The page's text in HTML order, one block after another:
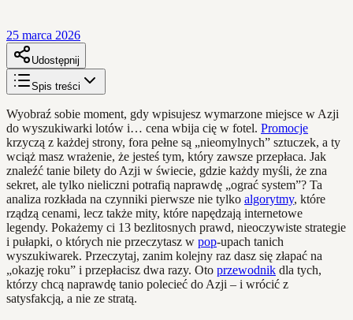
25 marca 2026
Udostępnij
Spis treści
Wyobraź sobie moment, gdy wpisujesz wymarzone miejsce w Azji
do wyszukiwarki lotów i… cena wbija cię w fotel. Promocje
krzyczą z każdej strony, fora pełne są „nieomylnych” sztuczek, a ty
wciąż masz wrażenie, że jesteś tym, który zawsze przepłaca. Jak
znaleźć tanie bilety do Azji w świecie, gdzie każdy myśli, że zna
sekret, ale tylko nieliczni potrafią naprawdę „ograć system”? Ta
analiza rozkłada na czynniki pierwsze nie tylko algorytmy, które
rządzą cenami, lecz także mity, które napędzają internetowe
legendy. Pokażemy ci 13 bezlitosnych prawd, nieoczywiste strategie
i pułapki, o których nie przeczytasz w pop-upach tanich
wyszukiwarek. Przeczytaj, zanim kolejny raz dasz się złapać na
„okazję roku” i przepłacisz dwa razy. Oto przewodnik dla tych,
którzy chcą naprawdę tanio polecieć do Azji – i wrócić z
satysfakcją, a nie ze stratą.